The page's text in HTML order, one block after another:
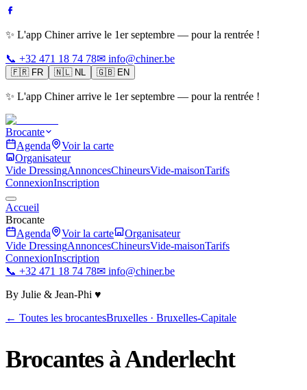
✨ L'app Chiner arrive le 1er septembre — pour la rentrée !
📞 +32 471 18 74 78✉ info@chiner.be
🇫🇷 FR 🇳🇱 NL 🇬🇧 EN
✨ L'app Chiner arrive le 1er septembre — pour la rentrée !
Brocante
Agenda
Voir la carte
Organisateur
Vide DressingAnnoncesChineursVide-maisonTarifs
ConnexionInscription
Accueil
Brocante
Agenda
Voir la carte
Organisateur
Vide DressingAnnoncesChineursVide-maisonTarifs
ConnexionInscription
📞 +32 471 18 74 78✉ info@chiner.be
By Julie & Jean-Phi ♥
← Toutes les brocantesBruxelles · Bruxelles-Capitale
Brocantes àAnderlecht